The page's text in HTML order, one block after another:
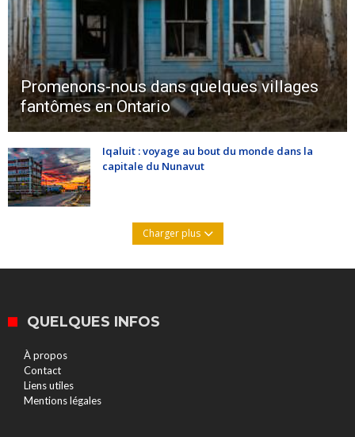
Promenons-nous dans quelques villages
fantômes en Ontario
Iqaluit : voyage au bout du monde dans la
capitale du Nunavut
Charger plus
QUELQUES INFOS
À propos
Contact
Liens utiles
Mentions légales